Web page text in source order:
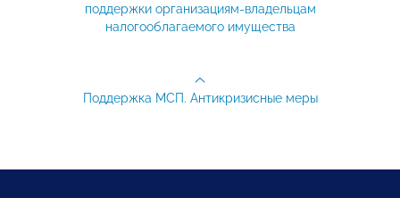
поддержки организациям-владельцам
налогооблагаемого имущества
Поддержка МСП. Антикризисные меры